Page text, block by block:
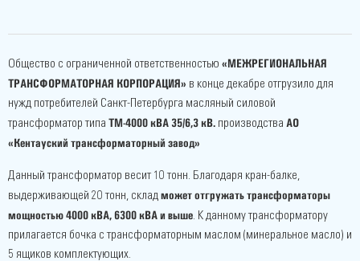
Общество с ограниченной ответственностью «МЕЖРЕГИОНАЛЬНАЯ
ТРАНСФОРМАТОРНАЯ КОРПОРАЦИЯ» в конце декабре отгрузило для
нужд потребителей Санкт-Петербурга масляный силовой
трансформатор типа ТМ-4000 кВА 35/6,3 кВ. производства АО
«Кентауский трансформаторный завод»
Данный трансформатор весит 10 тонн. Благодаря кран-балке,
выдерживающей 20 тонн, склад может отгружать трансформаторы
мощностью 4000 кВА, 6300 кВА и выше. К данному трансформатору
прилагается бочка с трансформаторным маслом (минеральное масло) и
5 ящиков комплектующих.